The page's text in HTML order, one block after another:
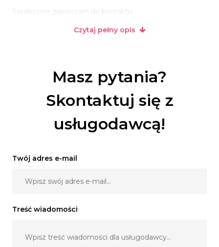
Serdecznie zapraszam do kontaktu.
Czytaj pełny opis
Masz pytania?
Skontaktuj się z
usługodawcą!
Twój adres e-mail
Treść wiadomości